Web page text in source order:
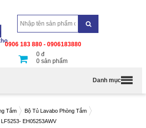
0906 183 880 - 0906183880
0 đ
0 sản phẩm
Danh mục
Tắm
Bộ Tủ Lavabo Phòng Tắm
EH05253AWV